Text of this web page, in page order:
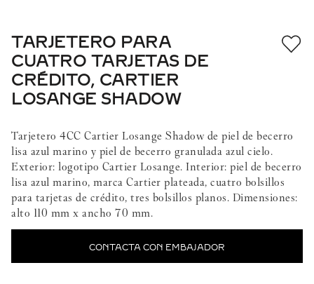
TARJETERO PARA
CUATRO TARJETAS DE
CRÉDITO, CARTIER
LOSANGE SHADOW
Tarjetero 4CC Cartier Losange Shadow de piel de becerro
lisa azul marino y piel de becerro granulada azul cielo.
Exterior: logotipo Cartier Losange. Interior: piel de becerro
lisa azul marino, marca Cartier plateada, cuatro bolsillos
para tarjetas de crédito, tres bolsillos planos. Dimensiones:
alto 110 mm x ancho 70 mm.
CONTACTA CON EMBAJADOR